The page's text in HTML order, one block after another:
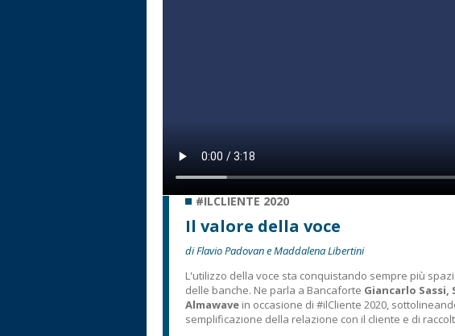
#ILCLIENTE 2020
Il valore della voce
di Flavio Padovan e Maddalena Libertini
L'utilizzo della voce sta conquistando sempre più
delle banche. Ne parla a Bancaforte Giancarlo Sassi,
Almawave in occasione di #ilCliente 2020,
semplificazione della relazione con il cliente e di